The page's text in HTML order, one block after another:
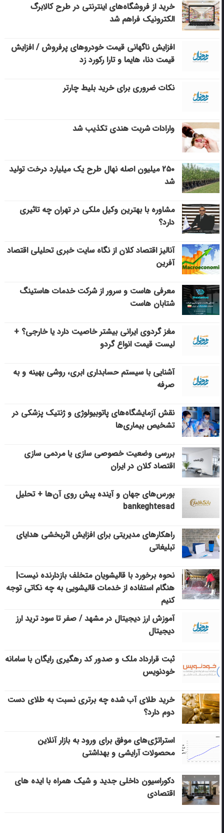
خرید از فروشگاه‌های اینترنتی در طرح کالابرگ
الکترونیک فراهم شد
افزایش ناگهانی قیمت خودروهای پرفروش / افزایش
قیمت دنا، هایما و تارا رکورد زد
نکات ضروری برای خرید بلیط چارتر
وارادات شربت هندی تکذیب شد
۲۵۰ میلیون اصله نهال طرح یک میلیارد درخت تولید
شد
مشاوره با بهترین وکیل ملکی در تهران چه تاثیری
دارد؟
آنالیز اقتصاد کلان از نگاه سایت خبری تحلیلی اقتصاد
آفرین
معرفی هاست و سرور از شرکت خدمات هاستینگ
شتابان هاست
مغز گردوی ایرانی بیشتر خاصیت دارد یا خارجی؟ +
لیست قیمت انواع گردو
آشنایی با سیستم حسابداری ابری، روشی بهینه و به
صرفه
نقش آزمایشگاه‌های پاتوبیولوژی و ژنتیک پزشکی در
تشخیص بیماری‌ها
بررسی وضعیت خصوصی سازی یا مردمی سازی
اقتصاد کلان در ایران
بورس‌های جهان و آینده پیش روی آن‌ها + تحلیل
bankeghtesad
راهکارهای مدیریتی برای افزایش اثربخشی هدایای
تبلیغاتی
نحوه برخورد با قالیشویان متخلف بازدارنده نیست|
هنگام استفاده از خدمات قالیشویی به چه نکاتی توجه
کنیم
آموزش ارز دیجیتال در مشهد / صفر تا سود ترید ارز
دیجیتال
ثبت قرارداد ملک و صدور کد رهگیری رایگان با سامانه
خودنویس
خرید طلای آب شده چه برتری نسبت به طلای دست
دوم دارد؟
استراتژی‌های موفق برای ورود به بازار آنلاین
محصولات آرایشی و بهداشتی
دکوراسیون داخلی جدید و شیک همراه با ایده های
اقتصادی